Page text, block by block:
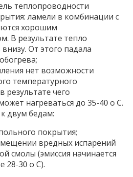
теплопроводности
ламели в комбинации с
хорошим
В результате тепло
От этого падала
нет возможности
температурного
результате чего
нагреваться до 35-40 o С.
двум бедам:
покрытия;
вредных испарений
смолы (эмиссия начинается
28-30 o С).